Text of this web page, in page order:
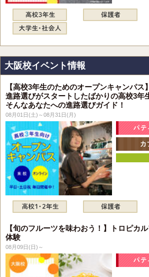
大阪校イベント情報
【高校3年生のためのオープンキャンパス】
進路選びがスタートしたばかりの高校3年
そんなあなたへの進路選びガイド！
08月01日(土)～08月31日(月)
【旬のフルーツを味わおう！】トロピカ
体験
08月09日(日)～